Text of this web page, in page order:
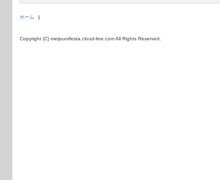
ホーム
Copyright (C) meijounifesta.cloud-line.com All Rights Reserved.